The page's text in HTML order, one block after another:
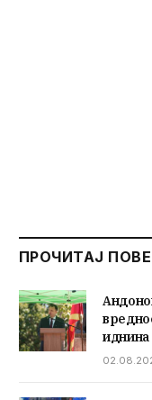
ПРОЧИТАЈ
иднина